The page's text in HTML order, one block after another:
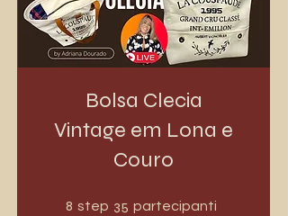
Bolsa Clecia
Vintage em Lona e
Couro
8 step 8 step
35 partecipanti